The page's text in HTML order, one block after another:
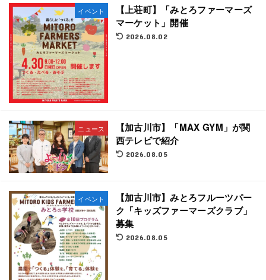
イベント
【上荘町】「みとろファーマーズ
マーケット」開催
2026.08.02
ニュース
【加古川市】「MAX GYM」が関
西テレビで紹介
2026.08.05
イベント
【加古川市】みとろフルーツパー
ク「キッズファーマーズクラブ」
募集
2026.08.05